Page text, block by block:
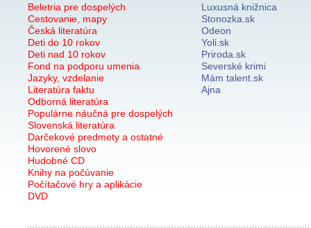
Beletria pre dospelých
Cestovanie, mapy
Česká literatúra
Deti do 10 rokov
Deti nad 10 rokov
Fond na podporu umenia
Jazyky, vzdelanie
Literatúra faktu
Odborná literatúra
Populárne náučná pre dospelých
Slovenská literatúra
Darčekové predmety a ostatné
Hovorené slovo
Hudobné CD
Knihy na počúvanie
Počítačové hry a aplikácie
DVD
Luxusná knižnica
Stonozka.sk
Odeon
Yoli.sk
Priroda.sk
Severské krimi
Mám talent.sk
Ajna